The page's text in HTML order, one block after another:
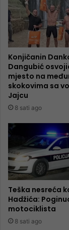
Konjičanin
Dangubić
mjesto na
skokovima sa
Jajcu
8 sati ago
Teška nesreća
Hadžića:
motociklista
8 sati ago